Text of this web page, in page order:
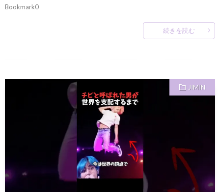
Bookmark0
続きを読む
JIMIN